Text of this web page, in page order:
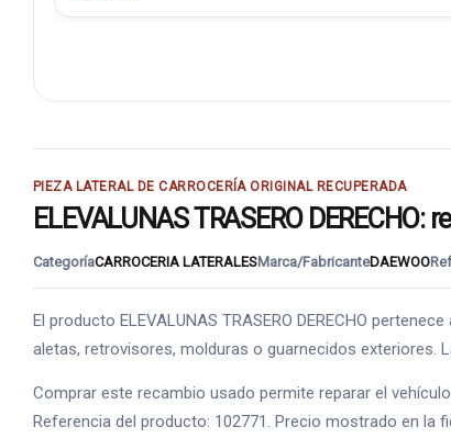
PIEZA LATERAL DE CARROCERÍA ORIGINAL RECUPERADA
ELEVALUNAS TRASERO
CategoríaCARROCERIA LATERALESMarca/FabricanteDAEWOO
El producto ELEVALUNAS TRASERO DERECHO
aletas, retrovisores, molduras o guarnecidos exteriores.
Comprar este recambio usado permite reparar el
Referencia del producto: 102771. Precio mostrado en la